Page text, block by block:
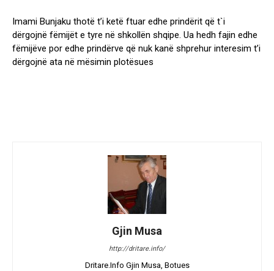
Imami Bunjaku thotë t’i ketë ftuar edhe prindërit që t`i
dërgojnë fëmijët e tyre në shkollën shqipe. Ua hedh fajin edhe
fëmijëve por edhe prindërve që nuk kanë shprehur interesim t’i
dërgojnë ata në mësimin plotësues
Gjin Musa
http://dritare.info/
Dritare.Info Gjin Musa, Botues